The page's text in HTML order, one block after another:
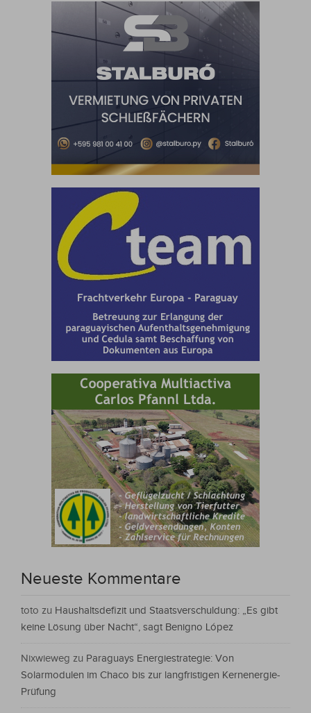
Neueste Kommentare
toto zu Haushaltsdefizit und Staatsverschuldung: „Es gibt
keine Lösung über Nacht“, sagt Benigno López
Nixwieweg zu Paraguays Energiestrategie: Von
Solarmodulen im Chaco bis zur langfristigen Kernenergie-
Prüfung